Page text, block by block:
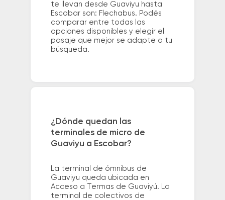
te llevan desde Guaviyu hasta
Escobar son: Flechabus. Podés
comparar entre todas las
opciones disponibles y elegir el
pasaje que mejor se adapte a tu
búsqueda.
¿Dónde quedan las
terminales de micro de
Guaviyu a Escobar?
La terminal de ómnibus de
Guaviyu queda ubicada en
Acceso a Termas de Guaviyú. La
terminal de colectivos de